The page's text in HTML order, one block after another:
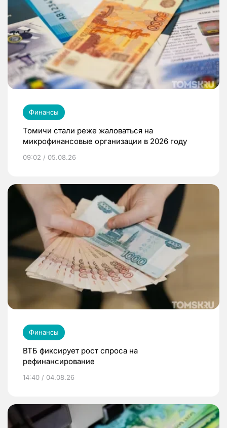
Финансы
Томичи стали реже жаловаться на
микрофинансовые организации в 2026 году
09:02 / 05.08.26
Финансы
ВТБ фиксирует рост спроса на
рефинансирование
14:40 / 04.08.26